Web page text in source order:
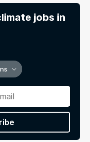
jobs in